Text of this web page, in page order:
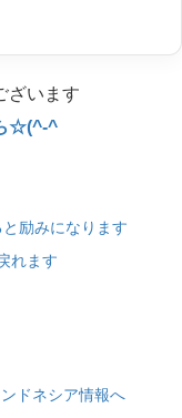
ざいます
☆(^-^
励みになります
れます